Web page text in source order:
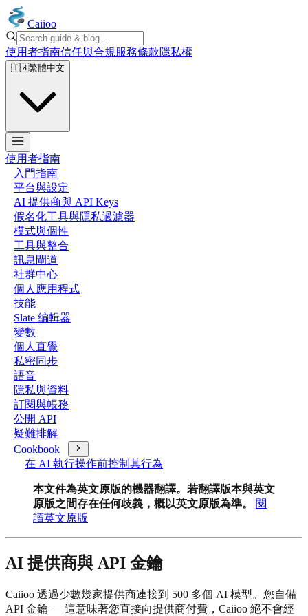
Caiioo
使用者指南信任與合規 服務條款隱私權
🇹🇼繁體中文
使用者指南
入門指南
平台與設定
AI 提供商與 API Keys
假名化工具與隱私過濾器
模式與個性
工具與整合
訊息閘道
社群中心
個人應用程式
技能
Slate 編輯器
變數
個人直覺
私密同步
語音
隱私與資料
訂閱與帳務
公開 API
疑難排解
Cookbook
在 AI 執行操作前控制其行為
本文件為英文原版的機器翻譯。若翻譯版本與英文
原版之間存在任何歧義，概以英文原版為準。
閱
讀英文原版
AI 提供商與 API 金鑰
Caiioo 透過少數幾家提供商連接到 500 多個 AI 模型。您自備
API 金鑰 — 這意味著您直接向提供商付費，Caiioo 絕不會經